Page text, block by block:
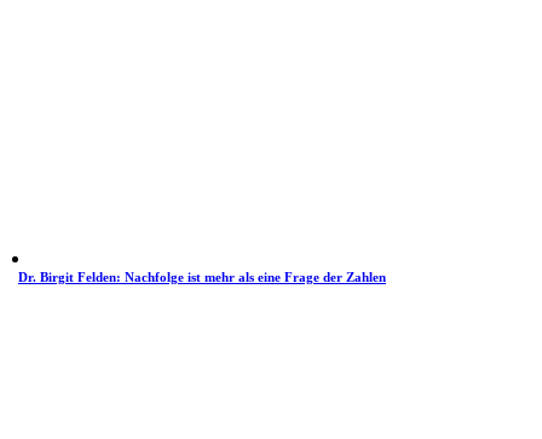
Dr. Birgit Felden: Nachfolge ist mehr als eine Frage der Zahlen